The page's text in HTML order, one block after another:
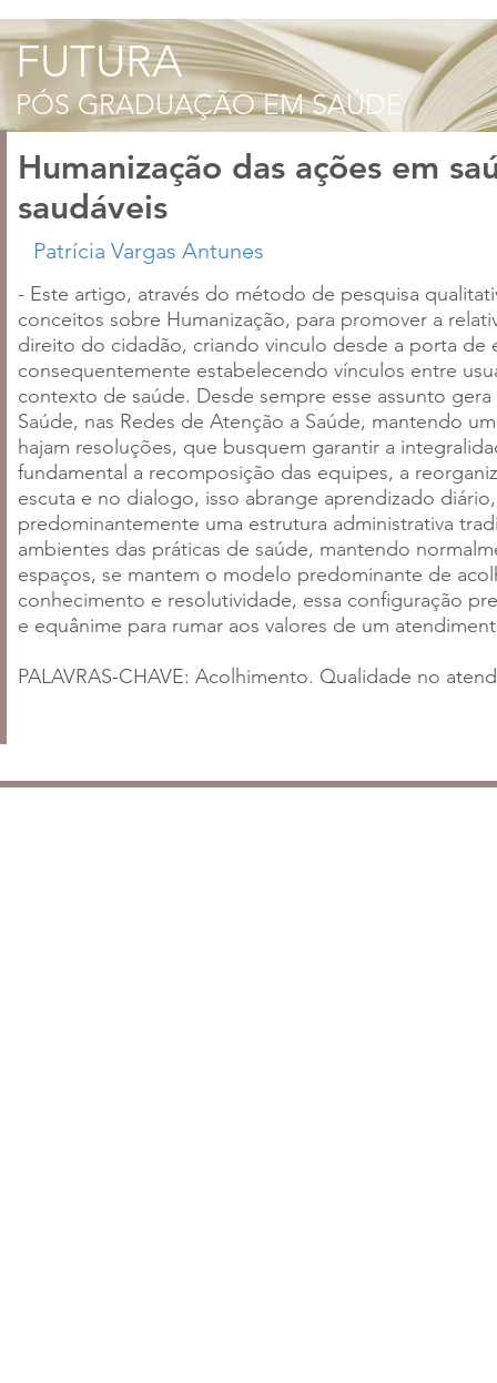
Humanização das ações em
saudáveis
- Este artigo, através do método de pesquisa
conceitos sobre Humanização, para promover a
direito do cidadão, criando vinculo desde a porta de
consequentemente estabelecendo vínculos entre
contexto de saúde. Desde sempre esse assunto
Saúde, nas Redes de Atenção a Saúde, mantendo
hajam resoluções, que busquem garantir a
fundamental a recomposição das equipes, a
escuta e no dialogo, isso abrange aprendizado
predominantemente uma estrutura administrativa
ambientes das práticas de saúde, mantendo
espaços, se mantem o modelo predominante de
conhecimento e resolutividade, essa configuração
e equânime para rumar aos valores de um
PALAVRAS-CHAVE: Acolhimento. Qualidade no